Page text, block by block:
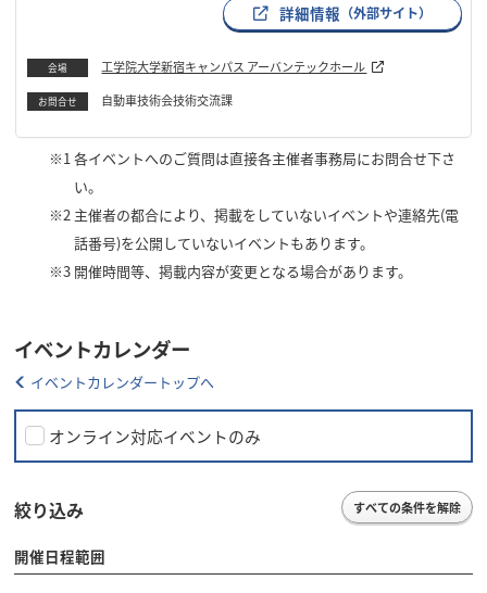
詳細情報 （外部サイト）
会場 工学院大学新宿キャンパス アーバンテックホール
お問合せ 自動車技術会技術交流課
※1 各イベントへのご質問は直接各主催者事務局にお問合せ下さ
い。
※2 主催者の都合により、掲載をしていないイベントや連絡先(電
話番号)を公開していないイベントもあります。
※3 開催時間等、掲載内容が変更となる場合があります。
イベントカレンダー
イベントカレンダートップへ
オンライン対応イベントのみ
絞り込み すべての条件を解除
開催日程範囲